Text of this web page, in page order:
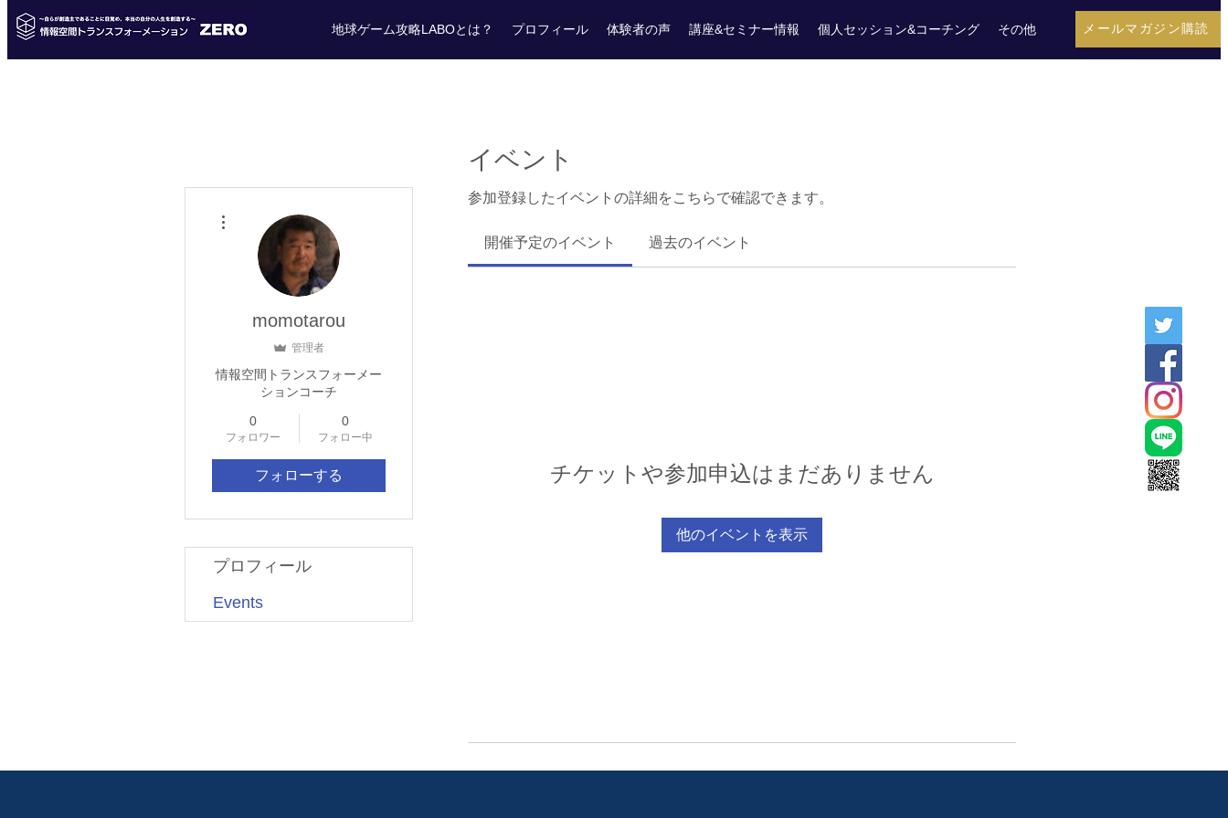
地球ゲーム攻略LABOとは？ プロフィール 体験者の声 講座&セミナー情報 個人セッション&コーチング その他 メールマガジン購読
イベント
参加登録したイベントの詳細をこちらで確認できます。
開催予定のイベント 過去のイベント
チケットや参加申込はまだありません
他のイベントを表示
momotarou
管理者
情報空間トランスフォーメー
ションコーチ
0
フォロワー
0
フォロー中
フォローする
プロフィール
Events